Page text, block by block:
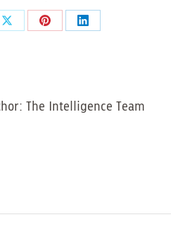
Share
Share
Share
The Intelligence Team